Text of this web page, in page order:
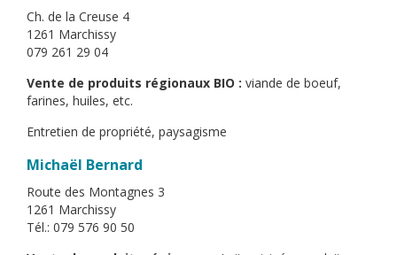
Ch. de la Creuse 4
1261 Marchissy
079 261 29 04
Vente de produits régionaux BIO : viande de boeuf,
farines, huiles, etc.
Entretien de propriété, paysagisme
Michaël Bernard
Route des Montagnes 3
1261 Marchissy
Tél.: 079 576 90 50